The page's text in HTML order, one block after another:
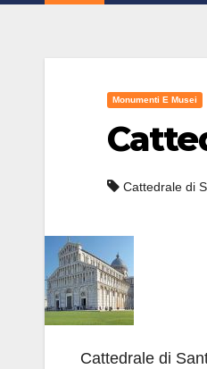
Monumenti E Musei
Cattedrale di
Cattedrale di